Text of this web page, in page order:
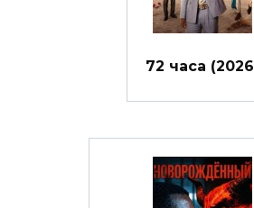
72 часа